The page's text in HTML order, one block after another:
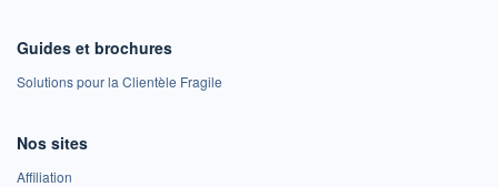
Guides et brochures
Solutions pour la Clientèle Fragile
Nos sites
Affiliation